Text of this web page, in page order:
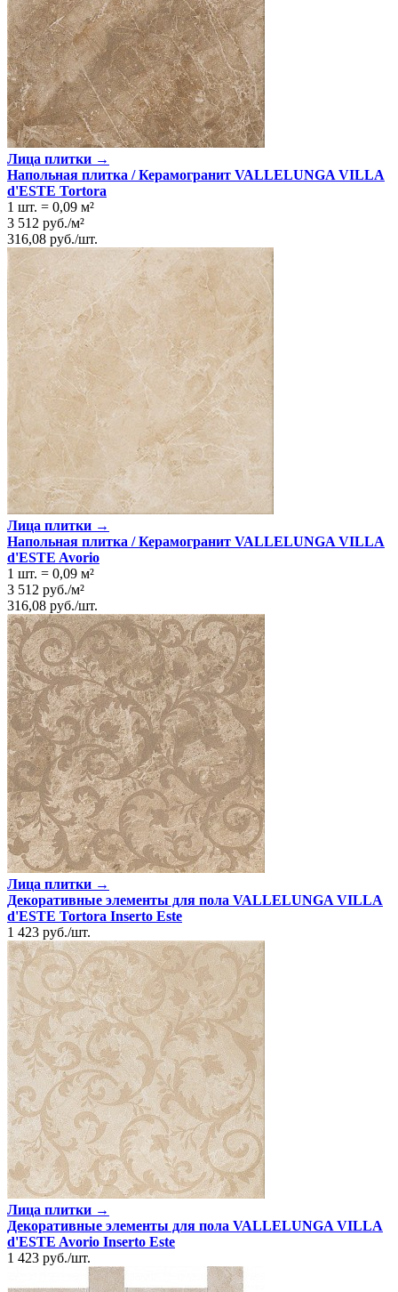
Лица плитки →
Напольная плитка / Керамогранит VALLELUNGA VILLA
d'ESTE Tortora
1 шт. = 0,09 м²
3 512 руб./м²
316,08 руб./шт.
Лица плитки →
Напольная плитка / Керамогранит VALLELUNGA VILLA
d'ESTE Avorio
1 шт. = 0,09 м²
3 512 руб./м²
316,08 руб./шт.
Лица плитки →
Декоративные элементы для пола VALLELUNGA VILLA
d'ESTE Tortora Inserto Este
1 423 руб./шт.
Лица плитки →
Декоративные элементы для пола VALLELUNGA VILLA
d'ESTE Avorio Inserto Este
1 423 руб./шт.